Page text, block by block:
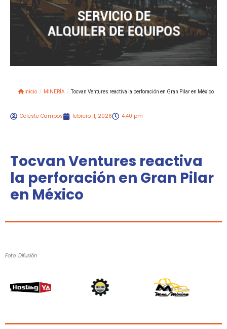
Inicio / MINERÍA / Tocvan Ventures reactiva la perforación en Gran Pilar en México
Celeste Campos febrero 11, 2026 4:40 pm
Tocvan Ventures reactiva
la perforación en Gran Pilar
en México
Foto: Difusión